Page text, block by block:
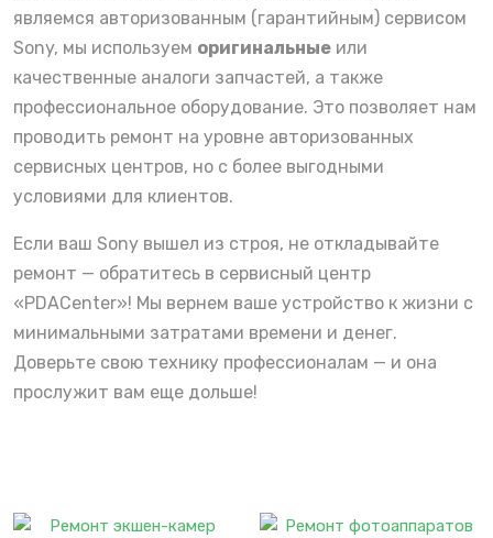
являемся авторизованным (гарантийным) сервисом
Sony, мы используем оригинальные или
качественные аналоги запчастей, а также
профессиональное оборудование. Это позволяет нам
проводить ремонт на уровне авторизованных
сервисных центров, но с более выгодными
условиями для клиентов.
Если ваш Sony вышел из строя, не откладывайте
ремонт — обратитесь в сервисный центр
«PDACenter»! Мы вернем ваше устройство к жизни с
минимальными затратами времени и денег.
Доверьте свою технику профессионалам — и она
прослужит вам еще дольше!